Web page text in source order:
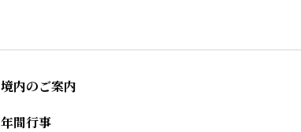
境内のご案内
年間行事